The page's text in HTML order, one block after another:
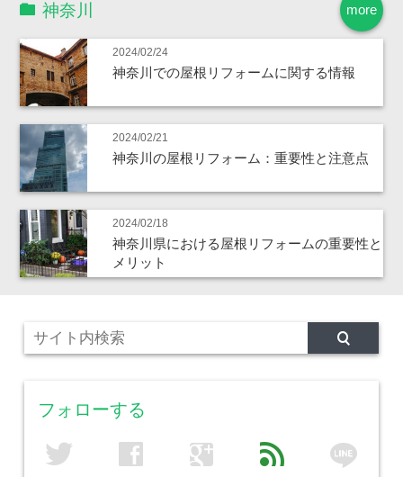
more
神奈川
2024/02/24
神奈川での屋根リフォームに関する情報
2024/02/21
神奈川の屋根リフォーム：重要性と注意点
2024/02/18
神奈川県における屋根リフォームの重要性と
メリット
フォローする
twitter facebook google feed line